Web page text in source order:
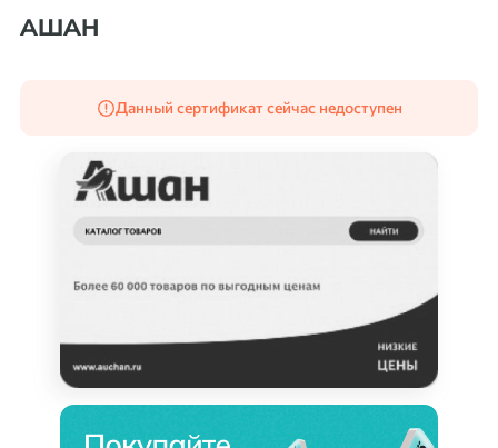
АШАН
Данный сертификат сейчас недоступен